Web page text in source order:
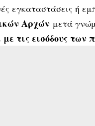
εγκαταστάσεις ή
Aρχώνμετά
με τις εισόδους των